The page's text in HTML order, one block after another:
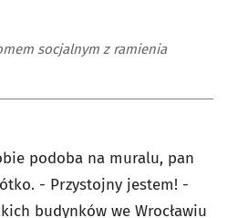
socjalnym z ramienia
podoba na muralu, pan
- Przystojny jestem! -
budynków we Wrocławiu